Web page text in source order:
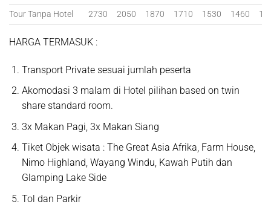
Tour Tanpa Hotel 2730 2050 1870 1710 1530 1460
HARGA TERMASUK :
Transport Private sesuai jumlah peserta
Akomodasi 3 malam di Hotel pilihan based on twin
share standard room.
3x Makan Pagi, 3x Makan Siang
Tiket Objek wisata : The Great Asia Afrika, Farm House,
Nimo Highland, Wayang Windu, Kawah Putih dan
Glamping Lake Side
Tol dan Parkir